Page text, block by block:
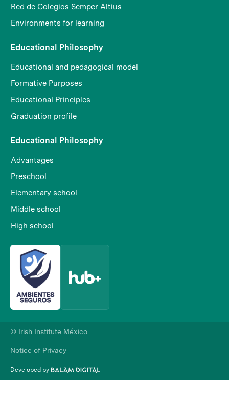
Red de Colegios Semper Altius
Environments for learning
Educational Philosophy
Educational and pedagogical model
Formative Purposes
Educational Principles
Graduation profile
Educational Philosophy
Advantages
Preschool
Elementary school
Middle school
High school
© Irish Institute México
Notice of Privacy
Developed by